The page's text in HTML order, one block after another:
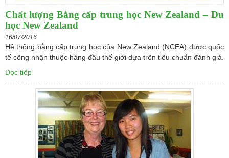
Chất lượng Bằng cấp trung học New Zealand – Du
học New Zealand
16/07/2016
Hệ thống bằng cấp trung học của New Zealand (NCEA) được quốc
tế công nhận thuộc hàng đầu thế giới dựa trên tiêu chuẩn đánh giá.
Đọc tiếp